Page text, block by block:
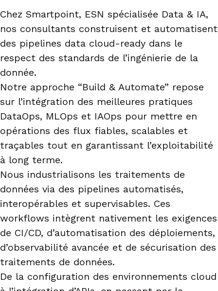
Chez Smartpoint, ESN spécialisée Data & IA,
nos consultants construisent et automatisent
des pipelines data cloud-ready dans le
respect des standards de l’ingénierie de la
donnée.
Notre approche “Build & Automate” repose
sur l’intégration des meilleures pratiques
DataOps, MLOps et IAOps pour mettre en
opérations des flux fiables, scalables et
traçables tout en garantissant l’exploitabilité
à long terme.
Nous industrialisons les traitements de
données via des pipelines automatisés,
interopérables et supervisables. Ces
workflows intègrent nativement les exigences
de CI/CD, d’automatisation des déploiements,
d’observabilité avancée et de sécurisation des
traitements de données.
De la configuration des environnements cloud